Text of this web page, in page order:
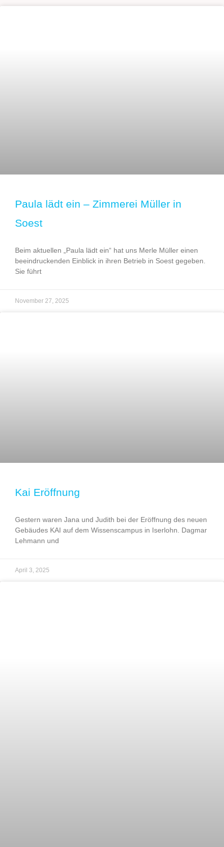
Paula lädt ein – Zimmerei Müller in
Soest
Beim aktuellen „Paula lädt ein“ hat uns Merle Müller einen
beeindruckenden Einblick in ihren Betrieb in Soest gegeben.
Sie führt
November 27, 2025
Kai Eröffnung
Gestern waren Jana und Judith bei der Eröffnung des neuen
Gebäudes KAI auf dem Wissenscampus in Iserlohn. Dagmar
Lehmann und
April 3, 2025